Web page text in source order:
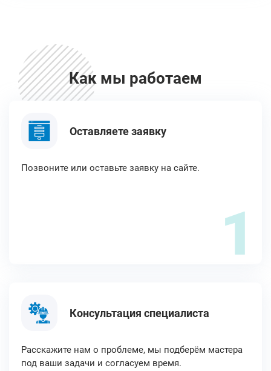
Как мы работаем
Оставляете заявку
Позвоните или оставьте заявку на сайте.
1
Консультация специалиста
Расскажите нам о проблеме, мы подберём мастера
под ваши задачи и согласуем время.